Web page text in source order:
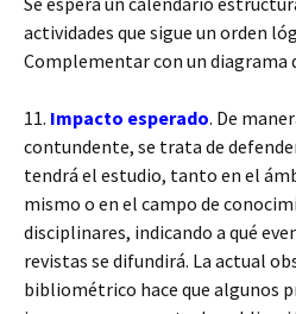
actividades que sigue un orden
Complementar con un diagrama
11. Impacto esperado. De
contundente, se trata de
tendrá el estudio, tanto en el
mismo o en el campo de
disciplinares, indicando a qué
revistas se difundirá. La actual
bibliométrico hace que algunos